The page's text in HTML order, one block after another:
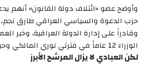
وأوضح عضو «ائتلاف دولة القانون» أنهم
حزب الدعوة والسياسي العراقي طارق نجم،
وقادراً على إدارة الدولة العراقية، وخبر
الوزراء 12 عاماً في فترتي نوري المالكي وحيدر العبادي».
لكن العبادي لا يزال المرشح الأبرز